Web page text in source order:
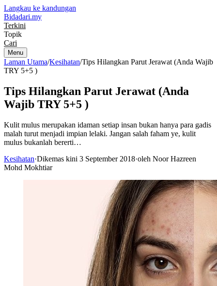
Langkau ke kandungan
Bidadari.my
Terkini
Topik
Cari
Menu
Laman Utama/Kesihatan/Tips Hilangkan Parut Jerawat (Anda Wajib
TRY 5+5 )
Tips Hilangkan Parut Jerawat (Anda
Wajib TRY 5+5 )
Kulit mulus merupakan idaman setiap insan bukan hanya para gadis
malah turut menjadi impian lelaki. Jangan salah faham ye, kulit
mulus bukanlah bererti…
Kesihatan·Dikemas kini 3 September 2018·oleh Noor Hazreen
Mohd Mokhtiar